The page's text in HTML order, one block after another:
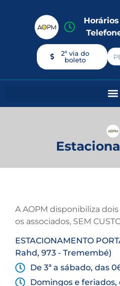
2ª via do
boleto
A AOPM disponibiliza
os associados, SEM
ESTACIONAMENTO
Rahd, 973 - Tremembé)
De 3ª a sábado, das
Domingos e feriados,